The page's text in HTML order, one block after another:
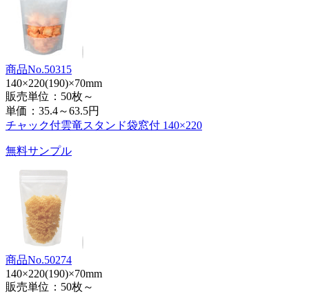
商品No.50315
140×220(190)×70mm
販売単位：50枚～
単価： 35.4～63.5円
チャック付雲竜スタンド袋窓付 140×220
無料サンプル
商品No.50274
140×220(190)×70mm
販売単位：50枚～